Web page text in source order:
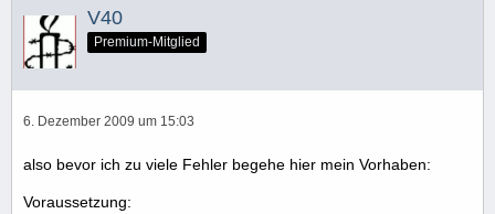
V40
Premium-Mitglied
6. Dezember 2009 um 15:03
also bevor ich zu viele Fehler begehe hier mein Vorhaben:
Voraussetzung: